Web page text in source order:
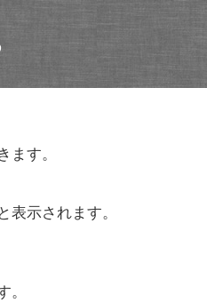
ます。
示されます。
。